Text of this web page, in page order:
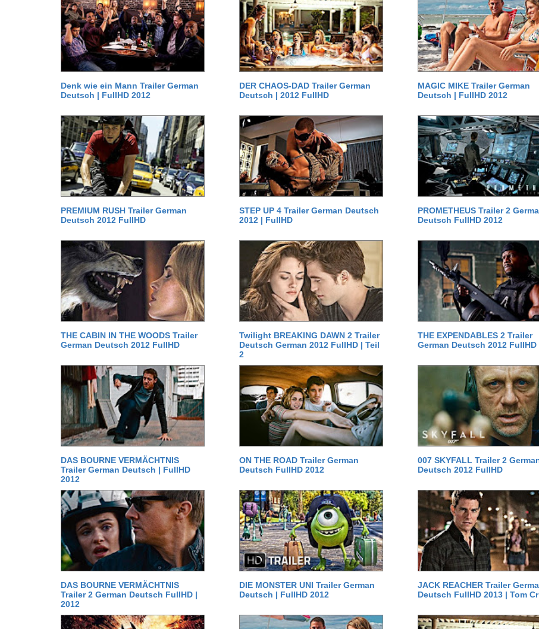
Denk wie ein Mann Trailer German
Deutsch | FullHD 2012
DER CHAOS-DAD Trailer German
Deutsch | 2012 FullHD
MAGIC MIKE Trailer German
Deutsch | FullHD 2012
PREMIUM RUSH Trailer German
Deutsch 2012 FullHD
STEP UP 4 Trailer German Deutsch
2012 | FullHD
PROMETHEUS Trailer 2
Deutsch FullHD 2012
THE CABIN IN THE WOODS Trailer
German Deutsch 2012 FullHD
Twilight BREAKING DAWN 2 Trailer
Deutsch German 2012 FullHD | Teil
2
THE EXPENDABLES 2 Trailer
German Deutsch 2012 FullHD
DAS BOURNE VERMÄCHTNIS
Trailer German Deutsch | FullHD
2012
ON THE ROAD Trailer German
Deutsch FullHD 2012
007 SKYFALL Trailer 2
Deutsch 2012 FullHD
DAS BOURNE VERMÄCHTNIS
Trailer 2 German Deutsch FullHD |
2012
DIE MONSTER UNI Trailer German
Deutsch | FullHD 2012
JACK REACHER Trailer
Deutsch FullHD 2013 | Tom